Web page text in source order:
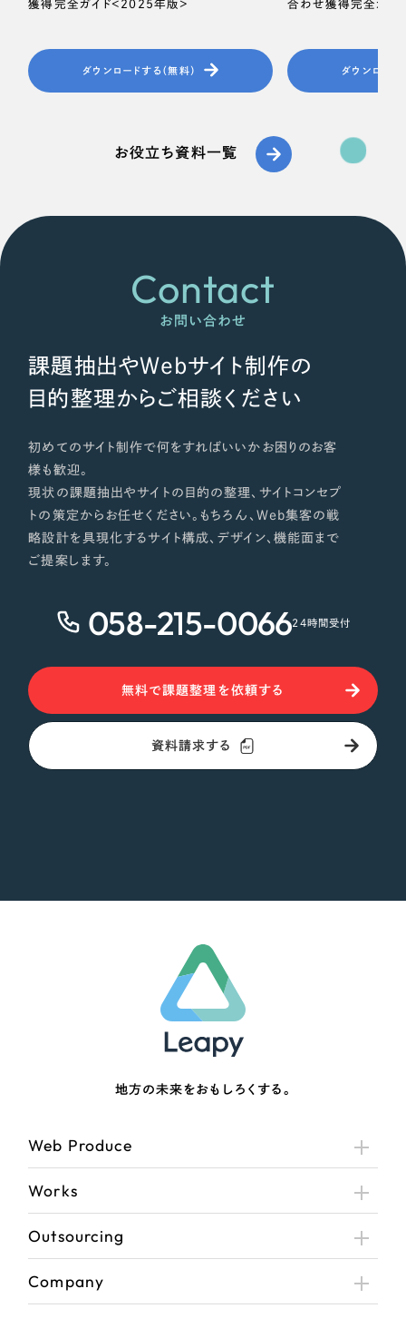
獲得完全ガイド＜2025年版＞
ダウンロードする（無料）
合わせ獲得完全ガイ
ダウンロード
お役立ち資料一覧
Contact
お問い合わせ
課題抽出やWebサイト制作の
目的整理からご相談ください
初めてのサイト制作で何をすればいいかお困りのお客
様も歓迎。
現状の課題抽出やサイトの目的の整理、サイトコンセプ
トの策定からお任せください。もちろん、Web集客の戦
略設計を具現化するサイト構成、デザイン、機能面まで
ご提案します。
058-215-006624時間受付
無料で課題整理を依頼する
資料請求する
地方の未来をおもしろくする。
Web Produce
Works
Outsourcing
Company